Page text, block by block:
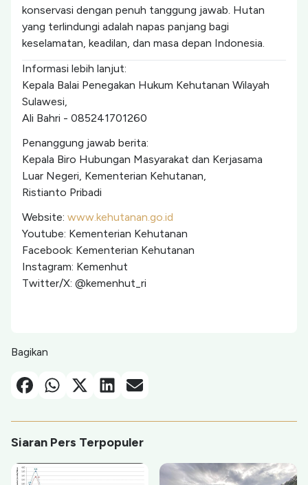
konservasi dengan penuh tanggung jawab. Hutan
yang terlindungi adalah napas panjang bagi
keselamatan, keadilan, dan masa depan Indonesia.
Informasi lebih lanjut:
Kepala Balai Penegakan Hukum Kehutanan Wilayah
Sulawesi,
Ali Bahri - 085241701260
Penanggung jawab berita:
Kepala Biro Hubungan Masyarakat dan Kerjasama
Luar Negeri, Kementerian Kehutanan,
Ristianto Pribadi
Website: www.kehutanan.go.id
Youtube: Kementerian Kehutanan
Facebook: Kementerian Kehutanan
Instagram: Kemenhut
Twitter/X: @kemenhut_ri
Bagikan
FacebookWhatsappX-TwitterLinkedin
Email
Siaran Pers Terpopuler